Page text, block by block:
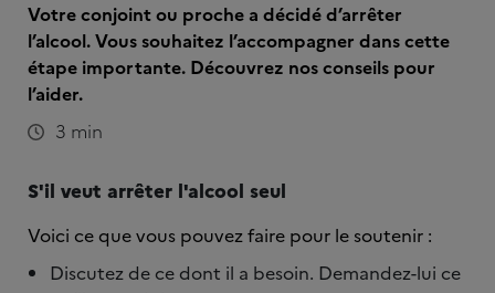
Votre conjoint ou proche a décidé d’arrêter
l’alcool. Vous souhaitez l’accompagner dans cette
étape importante. Découvrez nos conseils pour
l’aider.
3 min
S'il veut arrêter l'alcool seul
Voici ce que vous pouvez faire pour le soutenir :
Discutez de ce dont il a besoin. Demandez-lui ce